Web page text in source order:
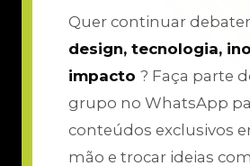
Quer continuar
design, tecnologia,
impacto ? Faça parte
grupo no WhatsApp
conteúdos exclusivos
mão e trocar ideias